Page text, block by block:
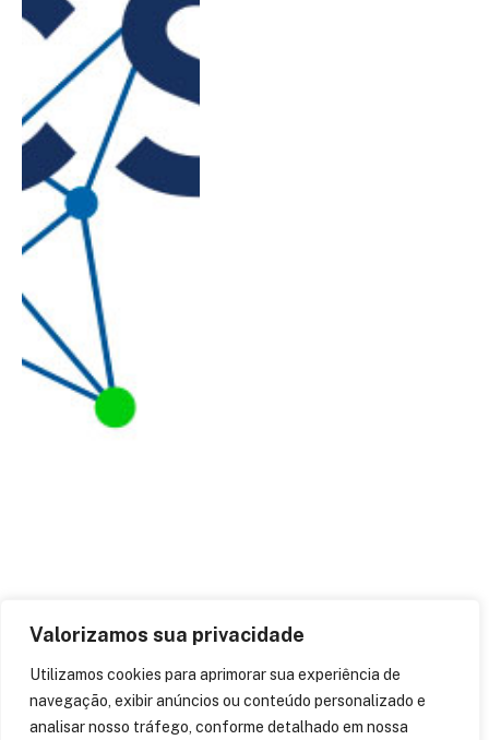
Valorizamos sua privacidade
Utilizamos cookies para aprimorar sua experiência de
navegação, exibir anúncios ou conteúdo personalizado e
analisar nosso tráfego, conforme detalhado em nossa
negócios! – Ouça
19 de junho de 2019